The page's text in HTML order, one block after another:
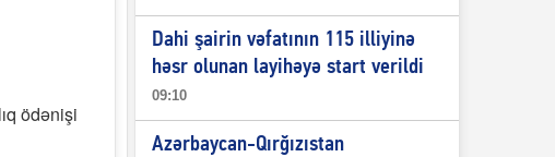
ödənişi
Dahi şairin vəfatının 115 illiyinə
həsr olunan layihəyə start verildi
09:10
Azərbaycan-Qırğızıstan